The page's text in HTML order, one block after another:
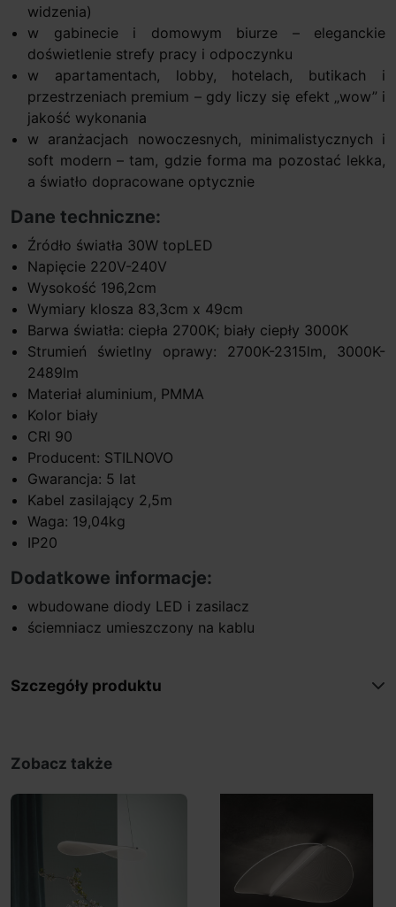
widzenia)
w gabinecie i domowym biurze – eleganckie
doświetlenie strefy pracy i odpoczynku
w apartamentach, lobby, hotelach, butikach i
przestrzeniach premium – gdy liczy się efekt „wow” i
jakość wykonania
w aranżacjach nowoczesnych, minimalistycznych i
soft modern – tam, gdzie forma ma pozostać lekka,
a światło dopracowane optycznie
Dane techniczne:
Źródło światła 30W topLED
Napięcie 220V-240V
Wysokość 196,2cm
Wymiary klosza 83,3cm x 49cm
Barwa światła: ciepła 2700K; biały ciepły 3000K
Strumień świetlny oprawy: 2700K-2315lm, 3000K-
2489lm
Materiał aluminium, PMMA
Kolor biały
CRI 90
Producent: STILNOVO
Gwarancja: 5 lat
Kabel zasilający 2,5m
Waga: 19,04kg
IP20
Dodatkowe informacje:
wbudowane diody LED i zasilacz
ściemniacz umieszczony na kablu
Szczegóły produktu
Zobacz także